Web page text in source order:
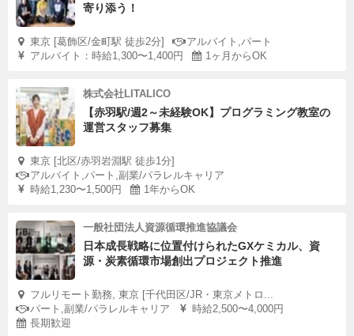
寄り添う！
東京 [葛飾区/金町駅 徒歩2分]
アルバイト,パート
アルバイト：時給1,300〜1,400円
1ヶ月からOK
株式会社LITALICO
【赤羽駅/週2～未経験OK】プログラミング教室の
運営スタッフ募集
東京 [北区/赤羽岩淵駅 徒歩1分]
アルバイト,パート,副業/パラレルキャリア
時給1,230〜1,500円
1年からOK
一般社団法人資源循環推進協議会
日本成長戦略に位置付けられたGXケミカル、資
源・炭素循環市場創出プロジェクト推進
フルリモート勤務, 東京 [千代田区/JR・東京メトロ...
パート,副業/パラレルキャリア
時給2,500〜4,000円
長期歓迎